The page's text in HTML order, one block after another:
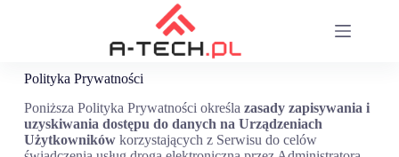
Polityka Prywatności
Poniższa Polityka Prywatności określa zasady zapisywania i
uzyskiwania dostępu do danych na Urządzeniach
Użytkownikówkorzystających z Serwisu do celów